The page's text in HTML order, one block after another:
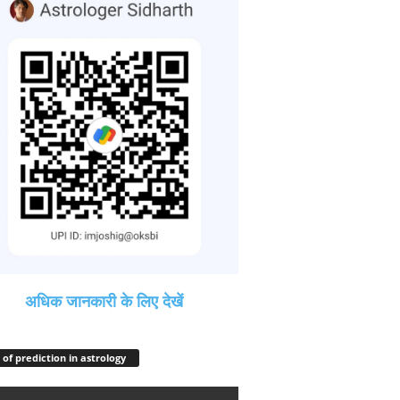
अधिक जानकारी के लिए देखें
prediction in astrology